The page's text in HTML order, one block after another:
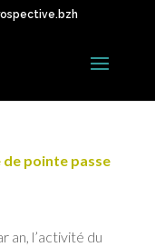
de pointe passe
an, l’activité du